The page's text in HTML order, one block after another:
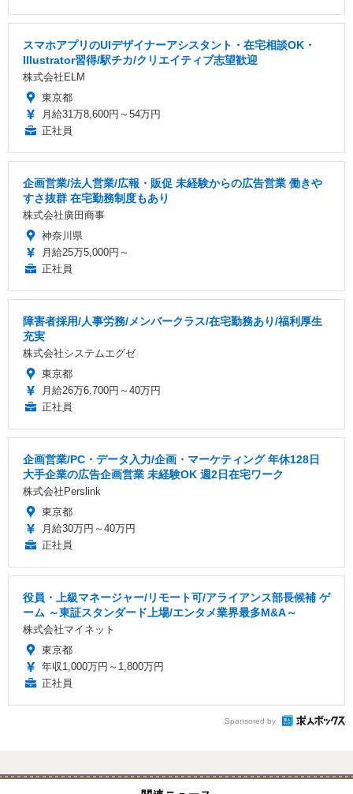
スマホアプリのUIデザイナーアシスタント・在宅相談OK・
Illustrator習得/駅チカ/クリエイティブ志望歓迎
株式会社ELM
東京都
月給31万8,600円～54万円
正社員
企画営業/法人営業/広報・販促 未経験からの広告営業 働きや
すさ抜群 在宅勤務制度もあり
株式会社廣田商事
神奈川県
月給25万5,000円～
正社員
障害者採用/人事労務/メンバークラス/在宅勤務あり/福利厚生
充実
株式会社システムエグゼ
東京都
月給26万6,700円～40万円
正社員
企画営業/PC・データ入力/企画・マーケティング 年休128日
大手企業の広告企画営業 未経験OK 週2日在宅ワーク
株式会社Perslink
東京都
月給30万円～40万円
正社員
役員・上級マネージャー/リモート可/アライアンス部長候補 ゲ
ーム ～東証スタンダード上場/エンタメ業界最多M&A～
株式会社マイネット
東京都
年収1,000万円～1,800万円
正社員
Sponsored by